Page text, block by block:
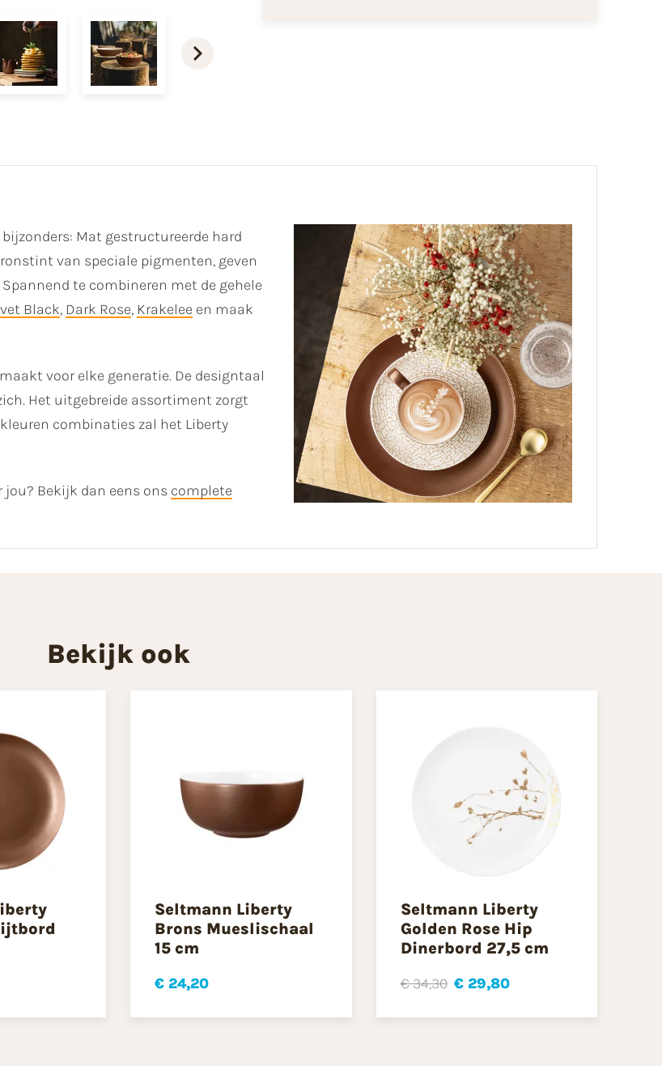
Mat gestructureerde hard
van speciale pigmenten, geven
te combineren met de gehele
Black, Dark Rose, Krakelee en maak
voor elke generatie. De designtaal
Het uitgebreide assortiment zorgt
combinaties zal het Liberty
Bekijk dan eens ons complete
Bekijk ook
Seltmann Liberty
Brons Mueslischaal
15 cm
€ 24,20
Seltmann Liberty
Golden Rose Hip
Dinerbord 27,5 cm
€ 34,30 € 29,80